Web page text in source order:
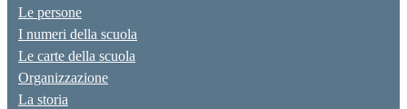
Le persone
I numeri della scuola
Le carte della scuola
Organizzazione
La storia